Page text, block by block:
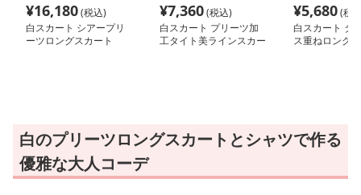
¥16,180(税込)
白スカート シアープリ
ーツロングスカート
¥7,360(税込)
白スカート プリーツ加
工タイト美ラインスカー
¥5,680(税
白スカート タ
ス重ねロング
白のプリーツロングスカートとシャツで作る
優雅な大人コーデ